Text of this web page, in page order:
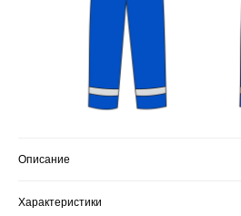
Описание
Характеристики